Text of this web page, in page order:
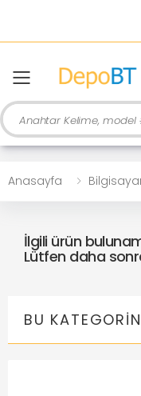
menu
Ara
Anasayfa
İlgili ürün
Lütfen daha
BU